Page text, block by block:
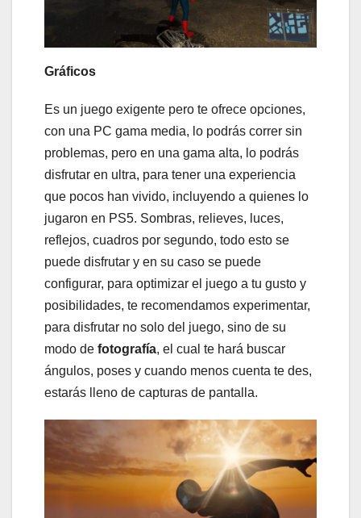
Gráficos
Es un juego exigente pero te ofrece opciones,
con una PC gama media, lo podrás correr sin
problemas, pero en una gama alta, lo podrás
disfrutar en ultra, para tener una experiencia
que pocos han vivido, incluyendo a quienes lo
jugaron en PS5. Sombras, relieves, luces,
reflejos, cuadros por segundo, todo esto se
puede disfrutar y en su caso se puede
configurar, para optimizar el juego a tu gusto y
posibilidades, te recomendamos experimentar,
para disfrutar no solo del juego, sino de su
modo de fotografía, el cual te hará buscar
ángulos, poses y cuando menos cuenta te des,
estarás lleno de capturas de pantalla.